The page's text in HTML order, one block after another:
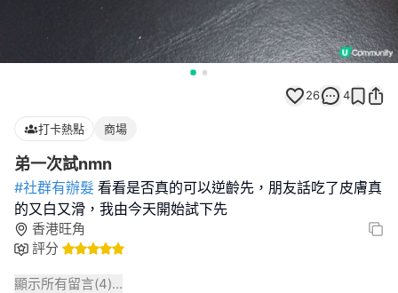
26 4
打卡熱點 商場
弟一次試nmn
#社群有辦髮 看看是否真的可以逆齡先，朋友話吃了皮膚真
的又白又滑，我由今天開始試下先
香港旺角
評分
顯示所有留言(4)...